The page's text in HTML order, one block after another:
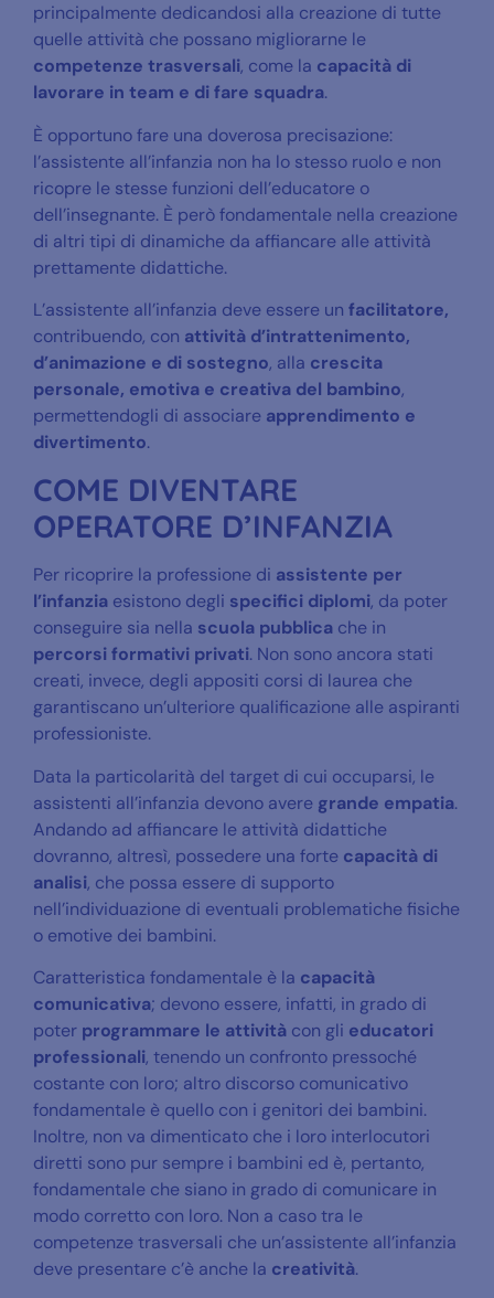
principalmente dedicandosi alla creazione di tutte
quelle attività che possano migliorarne le
competenze trasversali, come la capacità di
lavorare in team e di fare squadra.
È opportuno fare una doverosa precisazione:
l’assistente all’infanzia non ha lo stesso ruolo e non
ricopre le stesse funzioni dell’educatore o
dell’insegnante. È però fondamentale nella creazione
di altri tipi di dinamiche da affiancare alle attività
prettamente didattiche.
L’assistente all’infanzia deve essere un facilitatore,
contribuendo, con attività d’intrattenimento,
d’animazione e di sostegno, alla crescita
personale, emotiva e creativa del bambino,
permettendogli di associare apprendimento e
divertimento.
COME DIVENTARE
OPERATORE D’INFANZIA
Per ricoprire la professione di assistente per
l’infanzia esistono degli specifici diplomi, da poter
conseguire sia nella scuola pubblica che in
percorsi formativi privati. Non sono ancora stati
creati, invece, degli appositi corsi di laurea che
garantiscano un’ulteriore qualificazione alle aspiranti
professioniste.
Data la particolarità del target di cui occuparsi, le
assistenti all’infanzia devono avere grande empatia.
Andando ad affiancare le attività didattiche
dovranno, altresì, possedere una forte capacità di
analisi, che possa essere di supporto
nell’individuazione di eventuali problematiche fisiche
o emotive dei bambini.
Caratteristica fondamentale è la capacità
comunicativa; devono essere, infatti, in grado di
poter programmare le attività con gli educatori
professionali, tenendo un confronto pressoché
costante con loro; altro discorso comunicativo
fondamentale è quello con i genitori dei bambini.
Inoltre, non va dimenticato che i loro interlocutori
diretti sono pur sempre i bambini ed è, pertanto,
fondamentale che siano in grado di comunicare in
modo corretto con loro. Non a caso tra le
competenze trasversali che un’assistente all’infanzia
deve presentare c’è anche la creatività.